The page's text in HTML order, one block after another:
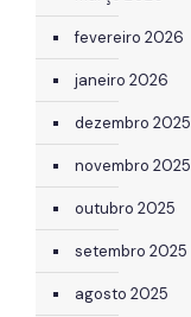
fevereiro 2026
janeiro 2026
dezembro 2025
novembro 2025
outubro 2025
setembro 2025
agosto 2025